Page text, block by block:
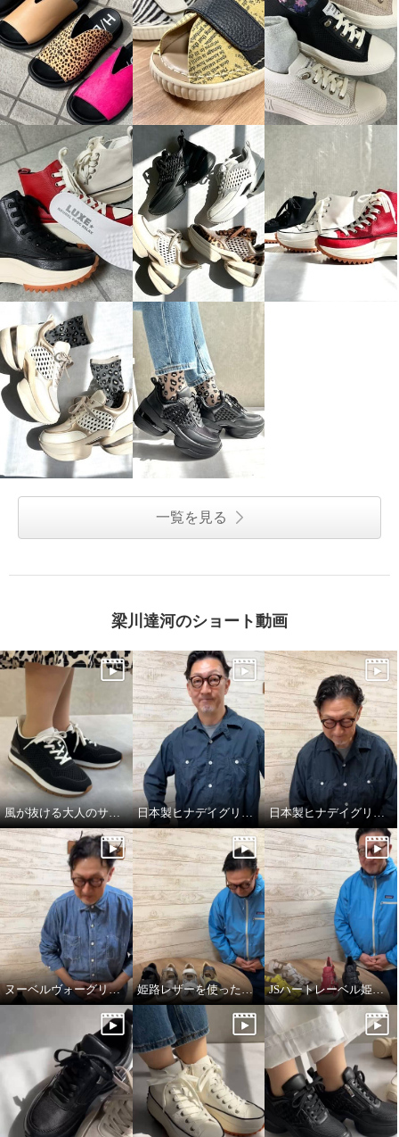
一覧を見る
梁川達河のショート動画
風が抜ける大人のサマースニーカー 日本製ヒナデイグリーンの厚底ミュール
ヌーベルヴォーグリラックスのブレードスニーカー 姫路レザーを使った開閉式サンダル JSハートレーベル姫路レザーサンダル